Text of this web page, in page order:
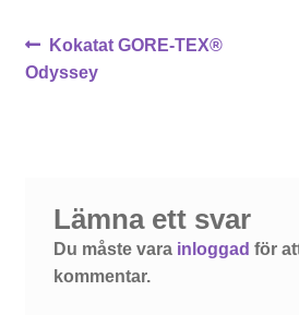
Inläggsnavigering
Föregående
inlägg:
Kokatat GORE-TEX®
Odyssey
Lämna ett svar
Du måste vara inloggad för
kommentar.